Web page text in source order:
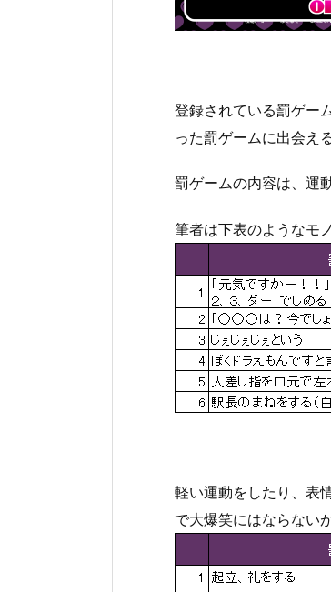
登録されている罰ゲー
った罰ゲームに出会え
罰ゲームの内容は、運
筆者は下表のようなモ
軽い運動をしたり、表
で大爆笑にはならない